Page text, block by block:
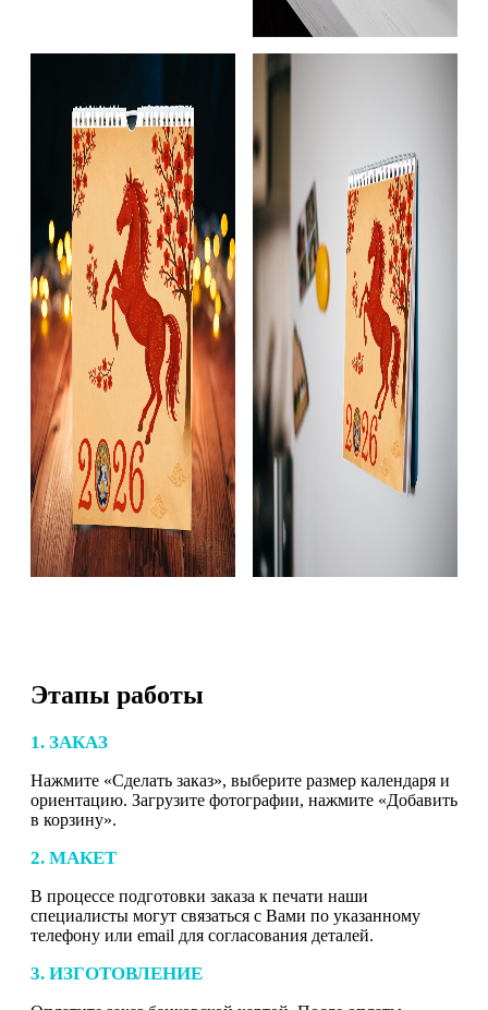
Этапы работы
1. ЗАКАЗ
Нажмите «Сделать заказ», выберите размер календаря и
ориентацию. Загрузите фотографии, нажмите «Добавить
в корзину».
2. МАКЕТ
В процессе подготовки заказа к печати наши
специалисты могут связаться с Вами по указанному
телефону или email для согласования деталей.
3. ИЗГОТОВЛЕНИЕ